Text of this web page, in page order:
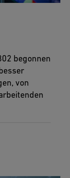
begonnen
von